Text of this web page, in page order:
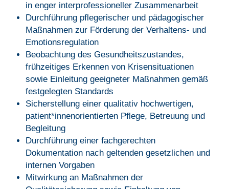
in enger interprofessioneller Zusammenarbeit
Durchführung pflegerischer und pädagogischer
Maßnahmen zur Förderung der Verhaltens- und
Emotionsregulation
Beobachtung des Gesundheitszustandes,
frühzeitiges Erkennen von Krisensituationen
sowie Einleitung geeigneter Maßnahmen gemäß
festgelegten Standards
Sicherstellung einer qualitativ hochwertigen,
patient*innenorientierten Pflege, Betreuung und
Begleitung
Durchführung einer fachgerechten
Dokumentation nach geltenden gesetzlichen und
internen Vorgaben
Mitwirkung an Maßnahmen der